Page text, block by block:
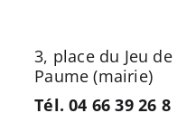
3, place du Jeu de
Paume (mairie)
Tél.04 66 39 26 8